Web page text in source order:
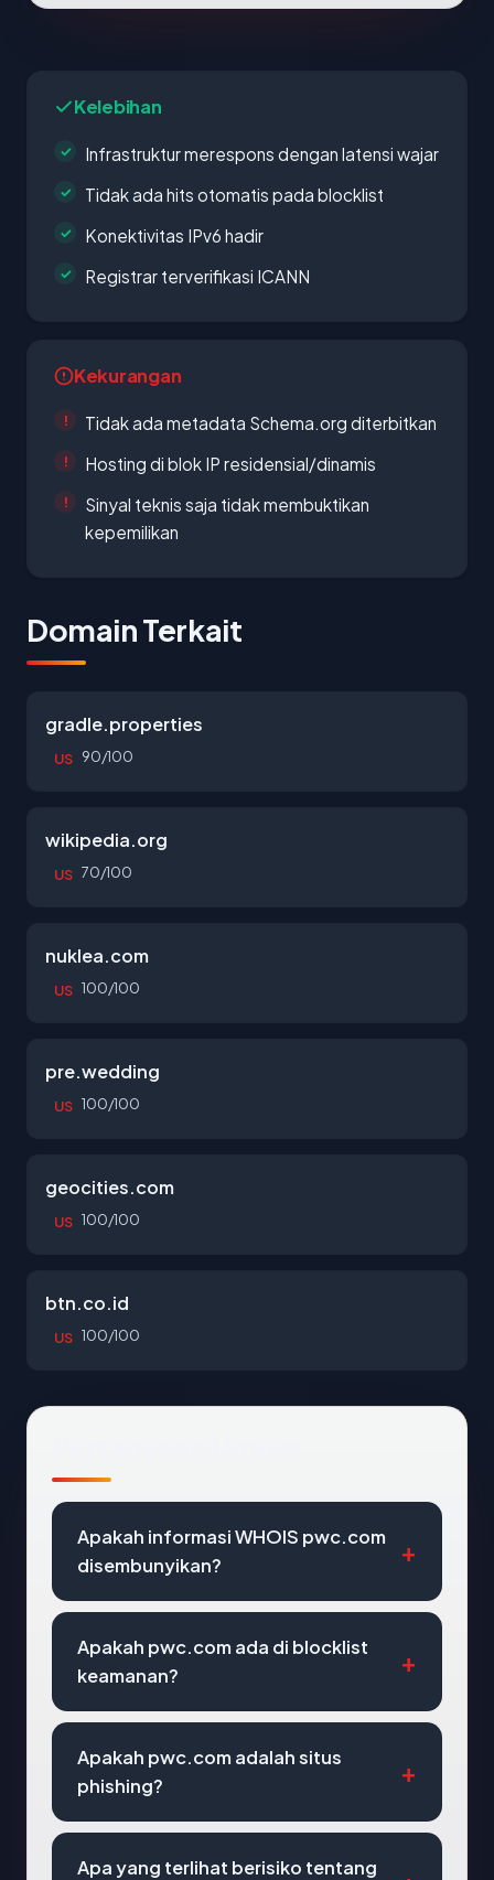
Kelebihan
Infrastruktur merespons dengan latensi wajar
Tidak ada hits otomatis pada blocklist
Konektivitas IPv6 hadir
Registrar terverifikasi ICANN
Kekurangan
Tidak ada metadata Schema.org diterbitkan
Hosting di blok IP residensial/dinamis
Sinyal teknis saja tidak membuktikan
kepemilikan
Domain Terkait
gradle.properties
US 90/100
wikipedia.org
US 70/100
nuklea.com
US 100/100
pre.wedding
US 100/100
geocities.com
US 100/100
btn.co.id
US 100/100
Apakah informasi WHOIS pwc.com
disembunyikan?
Apakah pwc.com ada di blocklist
keamanan?
Apakah pwc.com adalah situs
phishing?
Apa yang terlihat berisiko tentang